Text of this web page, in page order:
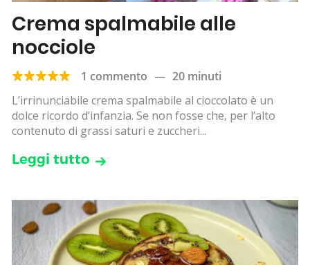
Crema spalmabile alle
nocciole
1 commento — 20 minuti
L’irrinunciabile crema spalmabile al cioccolato è un
dolce ricordo d’infanzia. Se non fosse che, per l’alto
contenuto di grassi saturi e zuccheri...
Leggi tutto